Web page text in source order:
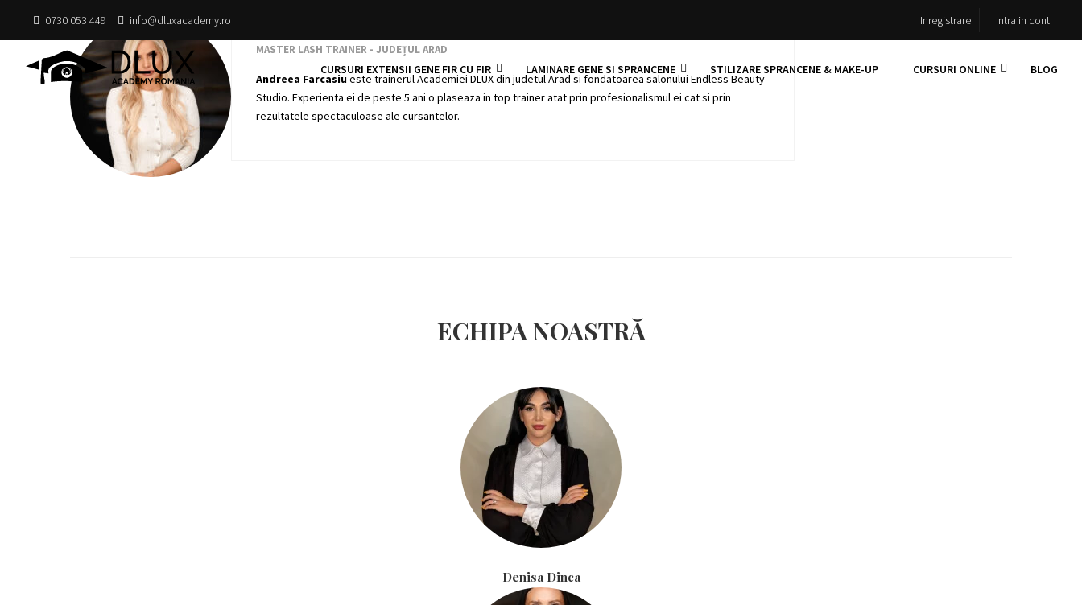
0730 053 449 info@dluxacademy.ro Inregistrare Intra in cont
CURSURI EXTENSII GENE FIR CU FIR LAMINARE GENE SI SPRANCENE STILIZARE SPRANCENE & MAKE-UP CURSURI ONLINE BLOG
MASTER LASH TRAINER - JUDEȚUL ARAD
Andreea Farcasiueste trainerul Academiei DLUX din judetul Arad si fondatoarea salonului Endless Beauty
Studio. Experienta ei de peste 5 ani o plaseaza in top trainer atat prin profesionalismul ei cat si prin
rezultatele spectaculoase ale cursantelor.
ECHIPA NOASTRĂ
Denisa Dinca